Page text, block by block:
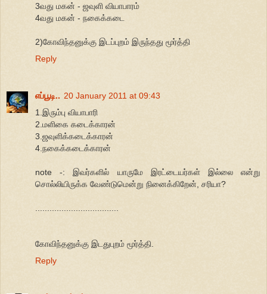
3வது மகன் - ஜவுளி வியாபாரம்
4வது மகன் - நகைக்கடை
2)கோவிந்தனுக்கு இடப்புறம் இருந்தது மூர்த்தி
Reply
எப்பூடி.. 20 January 2011 at 09:43
1.இரும்பு வியாபாரி
2.மளிகை கடைக்காரன்
3.ஜவுளிக்கடைக்காரன்
4.நகைக்கடைக்காரன்
note -: இவர்களில் யாருமே இரட்டையர்கள் இல்லை என்று
சொல்லியிருக்க வேண்டுமென்று நினைக்கிறேன், சரியா?
கோவிந்தனுக்கு இடதுபுறம் மூர்த்தி.
Reply